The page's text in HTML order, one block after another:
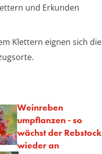
und Erkunden
Klettern eignen sich die
Weinreben
umpflanzen - so
wächst der Rebstock
wieder an